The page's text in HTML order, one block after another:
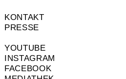
KONTAKT
PRESSE
YOUTUBE
INSTAGRAM
FACEBOOK